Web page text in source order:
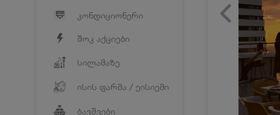
კონდიციონერი
შოკ აქციები
სილამაზე
ისის ფარმა / ეისიემი
ბავშვები